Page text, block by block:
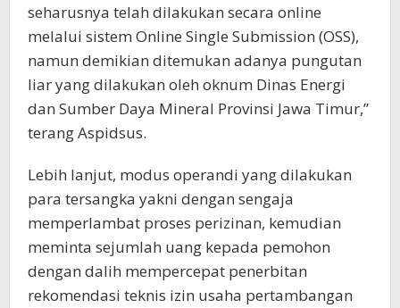
seharusnya telah dilakukan secara online
melalui sistem Online Single Submission (OSS),
namun demikian ditemukan adanya pungutan
liar yang dilakukan oleh oknum Dinas Energi
dan Sumber Daya Mineral Provinsi Jawa Timur,”
terang Aspidsus.
Lebih lanjut, modus operandi yang dilakukan
para tersangka yakni dengan sengaja
memperlambat proses perizinan, kemudian
meminta sejumlah uang kepada pemohon
dengan dalih mempercepat penerbitan
rekomendasi teknis izin usaha pertambangan